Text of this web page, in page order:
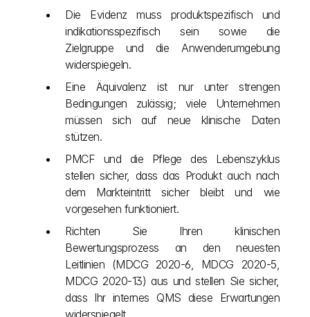
Die Evidenz muss produktspezifisch und
indikationsspezifisch sein sowie die
Zielgruppe und die Anwenderumgebung
widerspiegeln.
Eine Äquivalenz ist nur unter strengen
Bedingungen zulässig; viele Unternehmen
müssen sich auf neue klinische Daten
stützen.
PMCF und die Pflege des Lebenszyklus
stellen sicher, dass das Produkt auch nach
dem Markteintritt sicher bleibt und wie
vorgesehen funktioniert.
Richten Sie Ihren klinischen
Bewertungsprozess an den neuesten
Leitlinien (MDCG 2020-6, MDCG 2020-5,
MDCG 2020-13) aus und stellen Sie sicher,
dass Ihr internes QMS diese Erwartungen
widerspiegelt.